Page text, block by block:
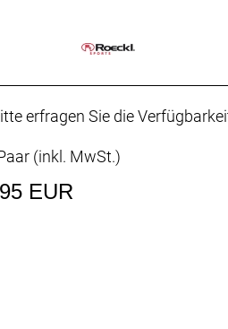
erfragen Sie die
(inkl. MwSt.)
EUR